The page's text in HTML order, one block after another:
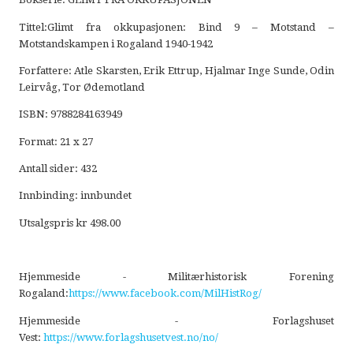
Tittel:Glimt fra okkupasjonen: Bind 9 – Motstand –
Motstandskampen i Rogaland 1940-1942
Forfattere: Atle Skarsten, Erik Ettrup, Hjalmar Inge Sunde, Odin
Leirvåg, Tor Ødemotland
ISBN: 9788284163949
Format: 21 x 27
Antall sider: 432
Innbinding: innbundet
Utsalgspris kr 498.00
Hjemmeside - Militærhistorisk Forening
Rogaland:https://www.facebook.com/MilHistRog/
Hjemmeside - Forlagshuset
Vest: https://www.forlagshusetvest.no/no/